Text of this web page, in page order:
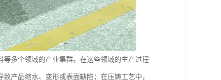
多个领域的产业集群。在这些领域的生产过程
产品缩水、变形或表面缺陷；在压铸工艺中，